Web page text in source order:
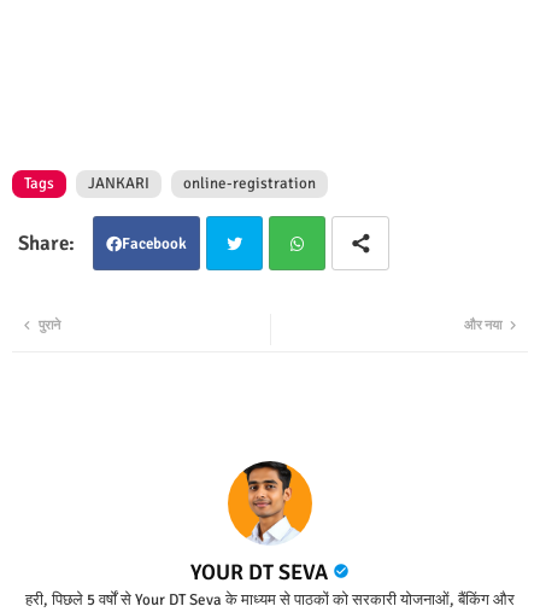
Tags JANKARI online-registration
Facebook
और नया
पुराने
YOUR DT SEVA
हरी, पिछले 5 वर्षों से Your DT Seva के माध्यम से पाठकों को सरकारी योजनाओं, बैंकिंग और